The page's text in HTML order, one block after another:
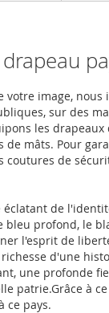
drapeau
votre image,
sur des
les
de mâts. Pour
coutures de
de
bleu profond, le
l'esprit de
d'une
une profonde
patrie.Grâce à
ce pays.